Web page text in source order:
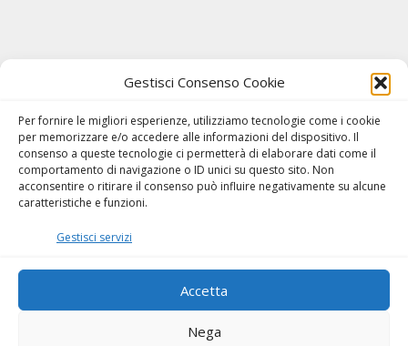
Gestisci Consenso Cookie
Per fornire le migliori esperienze, utilizziamo tecnologie come i cookie
per memorizzare e/o accedere alle informazioni del dispositivo. Il
consenso a queste tecnologie ci permetterà di elaborare dati come il
comportamento di navigazione o ID unici su questo sito. Non
acconsentire o ritirare il consenso può influire negativamente su alcune
caratteristiche e funzioni.
Gestisci servizi
Accetta
Nega